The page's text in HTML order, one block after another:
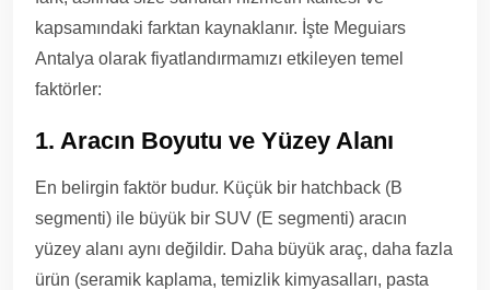
kapsamındaki farktan kaynaklanır. İşte Meguiars
Antalya olarak fiyatlandırmamızı etkileyen temel
faktörler:
1. Aracın Boyutu ve Yüzey Alanı
En belirgin faktör budur. Küçük bir hatchback (B
segmenti) ile büyük bir SUV (E segmenti) aracın
yüzey alanı aynı değildir. Daha büyük araç, daha fazla
ürün (seramik kaplama, temizlik kimyasalları, pasta